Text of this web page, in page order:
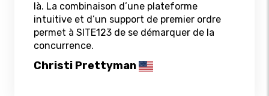
là. La combinaison d’une plateforme
intuitive et d’un support de premier ordre
permet à SITE123 de se démarquer de la
concurrence.
Christi Prettyman